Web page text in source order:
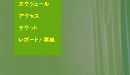
アーティスト
スケジュール
アクセス
チケット